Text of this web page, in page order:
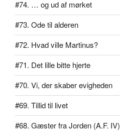
#74. … og ud af mørket
#73. Ode til alderen
#72. Hvad ville Martinus?
#71. Det lille bitte hjerte
#70. Vi, der skaber evigheden
#69. Tillid til livet
#68. Gæster fra Jorden (A.F. IV)